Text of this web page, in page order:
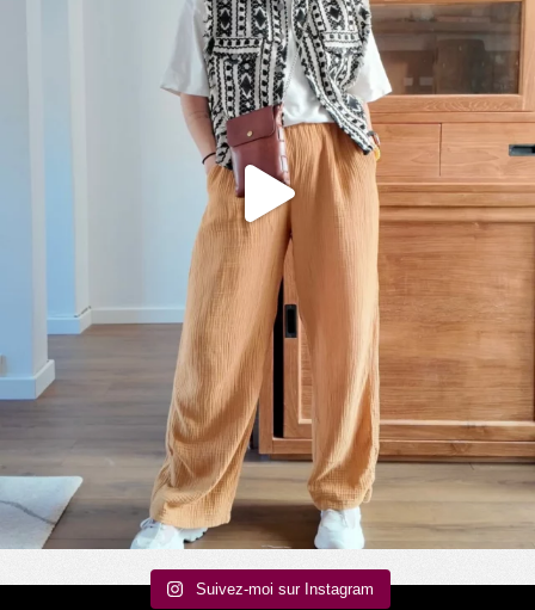
Suivez-moi sur Instagram